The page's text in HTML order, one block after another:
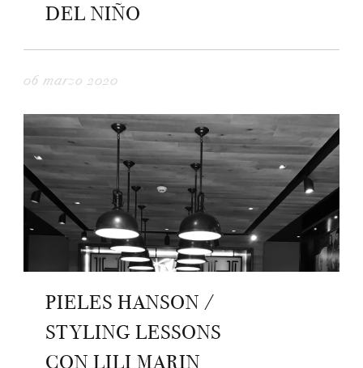
DEL NIÑO
06 marzo 2020
PIELES HANSON /
STYLING LESSONS
CON LILI MARIN